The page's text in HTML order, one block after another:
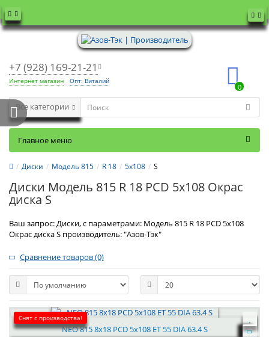
+7 (928) 169-21-21
Интернет магазин Опт: Виталий
0
Все категории
Главное меню
Диски Модель 815 R 18 5x108 S
Диски Модель 815 R 18 PCD 5x108 Окрас
диска S
Ваш запрос: Диски, с параметрами: Модель 815 R 18 PCD 5x108
Окрас диска S производитель: "Азов-Тэк"
Сравнение товаров (0)
Снят с производства!
NEO 815 8x18 PCD 5x108 ET 55 DIA 63.4 S